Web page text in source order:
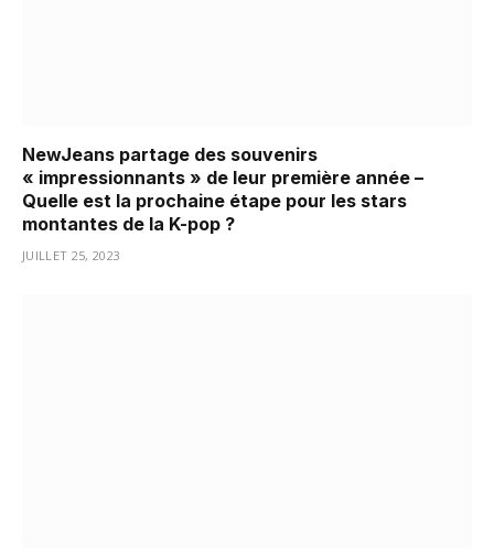
NewJeans partage des souvenirs
« impressionnants » de leur première année –
Quelle est la prochaine étape pour les stars
montantes de la K-pop ?
JUILLET 25, 2023